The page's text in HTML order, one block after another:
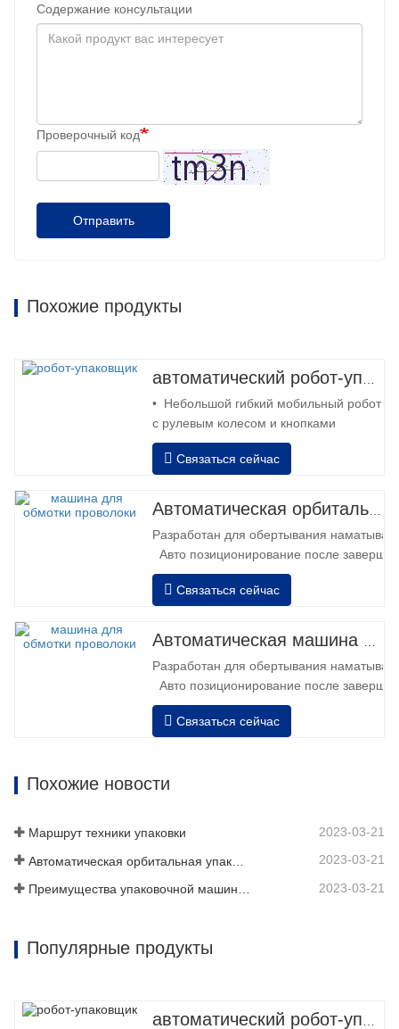
Содержание консультации
Проверочный код
Отправить
Похожие продукты
• Небольшой гибкий мобильный робот
с рулевым колесом и кнопками
управления вперед и назад. • Работа
вне колонны • 2 аккумулятора 12 В /
последовательно. • Вместимость с
полной батареей 120-130 поддонов. •
Зарядное устройство, автоматическое
высокочастотное, время зарядки ок…
Связаться сейчас
Разработан для обертывания
Авто позиционирование после
растяжение сила может быть
Пневматический верхний валик к пресс
Связаться сейчас
Разработан для обертывания
Авто позиционирование после
растяжение сила может быть
Пневматический верхний валик к пресс
Связаться сейчас
Похожие новости
Маршрут техники упаковки 2023-03-21
2023-03-21
2023-03-21
Популярные продукты